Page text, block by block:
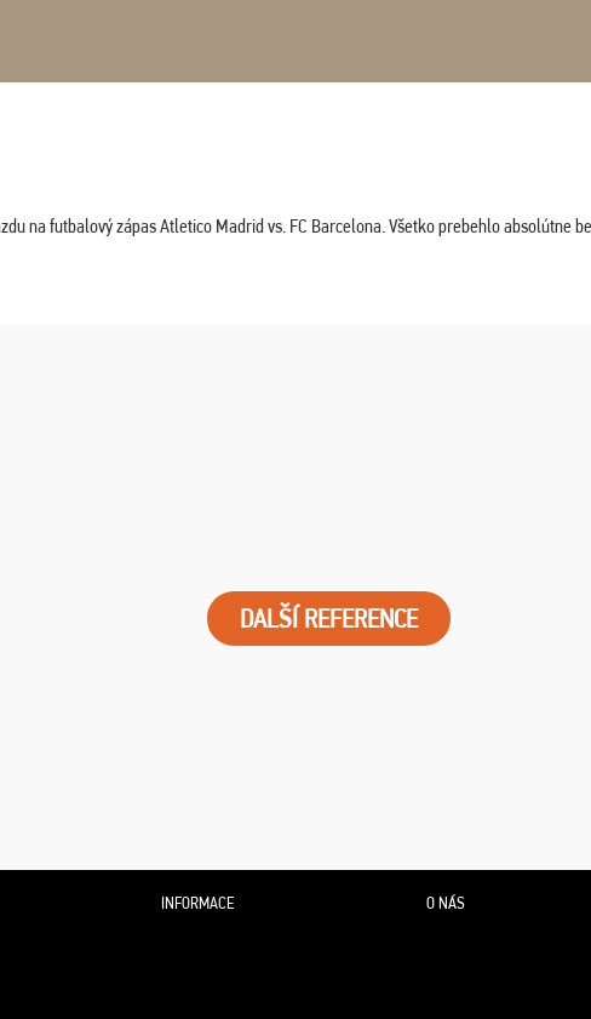
na futbalový zápas Atletico Madrid vs. FC Barcelona. Všetko prebehlo absolútne
DALŠÍ REFERENCE
INFORMACE O NÁS